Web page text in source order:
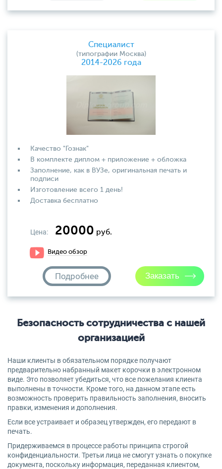
Специалист
(типографии Москва)
2014-2026 года
Качество "Гознак"
В комплекте диплом + приложение + обложка
Заполнение, как в ВУЗе, оригинальная печать и
подписи
Изготовление всего 1 день!
Доставка бесплатно
Цена: 20000 руб.
Видео обзор
Подробнее
Безопасность сотрудничества с нашей
организацией
Наши клиенты в обязательном порядке получают
предварительно набранный макет корочки в электронном
виде. Это позволяет убедиться, что все пожелания клиента
выполнены в точности. Кроме того, на данном этапе есть
возможность проверить правильность заполнения, вносить
правки, изменения и дополнения.
Если все устраивает и образец утвержден, его передают в
печать.
Придерживаемся в процессе работы принципа строгой
конфиденциальности. Третьи лица не смогут узнать о покупке
документа, поскольку информация, переданная клиентом,